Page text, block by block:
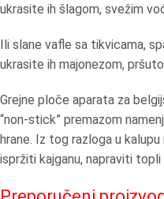
ukrasite ih šlagom, svežim
Ili slane vafle sa tikvicama,
ukrasite ih majonezom,
Grejne ploče aparata za
“non-stick” premazom
hrane. Iz tog razloga u
ispržiti kajganu, napraviti